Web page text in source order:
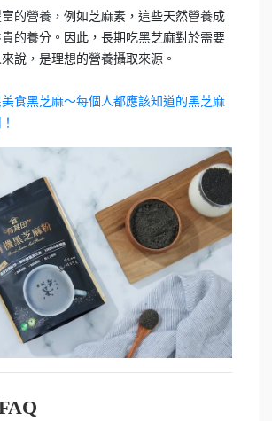
的營養，例如芝麻素，這些天然營養成
的養分。因此，長期吃黑芝麻對於需要
說，是理想的營養攝取來源。
美食黑芝麻～每個人都應該知道的黑芝麻